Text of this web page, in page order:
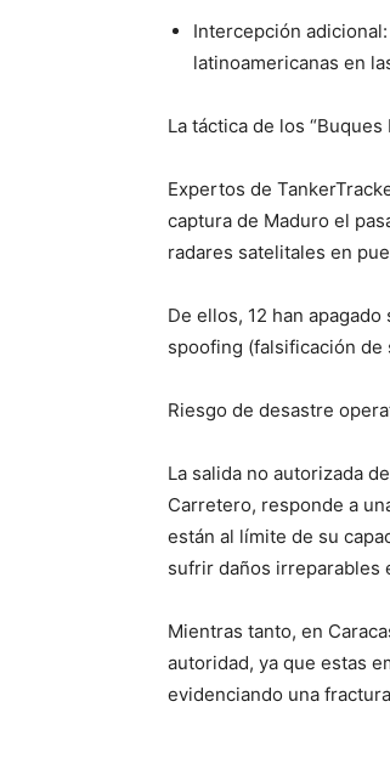
Intercepción
latinoamericanas en
La táctica de los “Buques
Expertos de
captura de Maduro el
radares satelitales en
De ellos, 12 han
spoofing (falsificación de
Riesgo de desastre
La salida no autorizada
Carretero, responde a
están al límite de su
sufrir daños irreparables
Mientras tanto, en
autoridad, ya que estas
evidenciando una